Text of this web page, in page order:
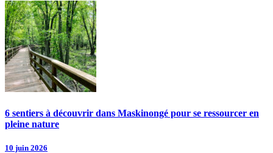
6 sentiers à découvrir dans Maskinongé pour se ressourcer en
pleine nature
10 juin 2026